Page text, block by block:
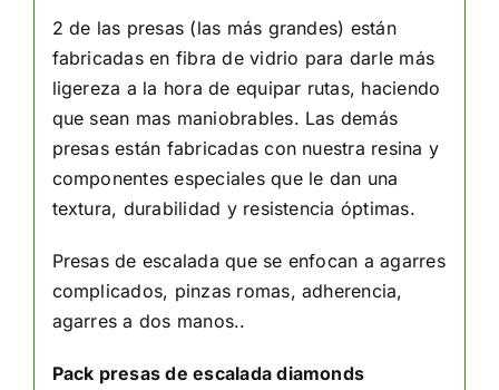
2 de las presas (las más grandes) están
fabricadas en fibra de vidrio para darle más
ligereza a la hora de equipar rutas, haciendo
que sean mas maniobrables. Las demás
presas están fabricadas con nuestra resina y
componentes especiales que le dan una
textura, durabilidad y resistencia óptimas.
Presas de escalada que se enfocan a agarres
complicados, pinzas romas, adherencia,
agarres a dos manos..
Pack presas de escalada diamonds